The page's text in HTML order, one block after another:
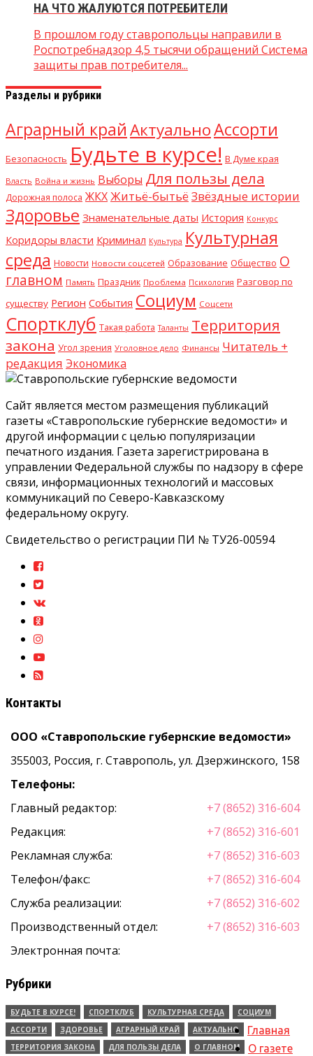
НА ЧТО ЖАЛУЮТСЯ ПОТРЕБИТЕЛИ
В прошлом году ставропольцы направили в
Роспотребнадзор 4,5 тысячи обращений Система
защиты прав потребителя...
Разделы и рубрики
Аграрный крайАктуальноАссорти
Безопасность Будьте в курсе! В Думе края
Власть Война и жизнь Выборы Для пользы дела
Дорожная полоса ЖКХЖитьё-бытьё Звёздные истории
Здоровье Знаменательные даты История Конкурс
Коридоры власти Криминал Культура Культурная
среда Новости Новости соцсетей Образование Общество О
главном Память Праздник Проблема Психология Разговор по
существу Регион События Социум Соцсети
Спортклуб Такая работа Таланты Территория
закона Угол зрения Уголовное дело Финансы Читатель +
редакция Экономика
Сайт является местом размещения публикаций
газеты «Ставропольские губернские ведомости» и
другой информации с целью популяризации
печатного издания. Газета зарегистрирована в
управлении Федеральной службы по надзору в сфере
связи, информационных технологий и массовых
коммуникаций по Северо-Кавказскому
федеральному округу.
Свидетельство о регистрации ПИ № ТУ26-00594
Контакты
ООО «Ставропольские губернские ведомости»
355003, Россия, г. Ставрополь, ул. Дзержинского, 158
Телефоны:
Главный редактор:
+7 (8652) 316-604
Редакция:
+7 (8652) 316-601
Рекламная служба:
+7 (8652) 316-603
Телефон/факс:
+7 (8652) 316-604
Служба реализации:
+7 (8652) 316-602
Производственный отдел:
+7 (8652) 316-603
Электронная почта:
Рубрики
БУДЬТЕ В КУРСЕ! СПОРТКЛУБ КУЛЬТУРНАЯ СРЕДА
СОЦИУМ
АССОРТИ
ЗДОРОВЬЕ АГРАРНЫЙ КРАЙ
АКТУАЛЬНО
ТЕРРИТОРИЯ ЗАКОНА
ДЛЯ ПОЛЬЗЫ ДЕЛА О ГЛАВНОМ
Главная
О газете